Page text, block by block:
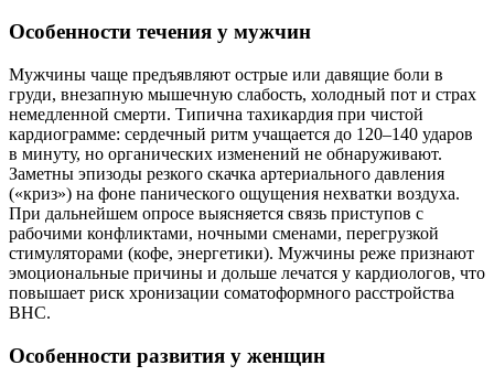
Особенности течения у мужчин
Мужчины чаще предъявляют острые или давящие боли в
груди, внезапную мышечную слабость, холодный пот и страх
немедленной смерти. Типична тахикардия при чистой
кардиограмме: сердечный ритм учащается до 120–140 ударов
в минуту, но органических изменений не обнаруживают.
Заметны эпизоды резкого скачка артериального давления
(«криз») на фоне панического ощущения нехватки воздуха.
При дальнейшем опросе выясняется связь приступов с
рабочими конфликтами, ночными сменами, перегрузкой
стимуляторами (кофе, энергетики). Мужчины реже признают
эмоциональные причины и дольше лечатся у кардиологов, что
повышает риск хронизации соматоформного расстройства
ВНС.
Особенности развития у женщин